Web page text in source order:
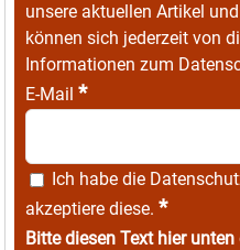
unsere aktuellen Artikel
können sich jederzeit von
Informationen zum
E-Mail *
Ich habe die
akzeptiere diese. *
Bitte diesen Text hier unten